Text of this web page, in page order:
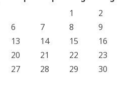
1
2
6 7 8
9
13 14 15
16
20 21 22
23
27 28 29
30